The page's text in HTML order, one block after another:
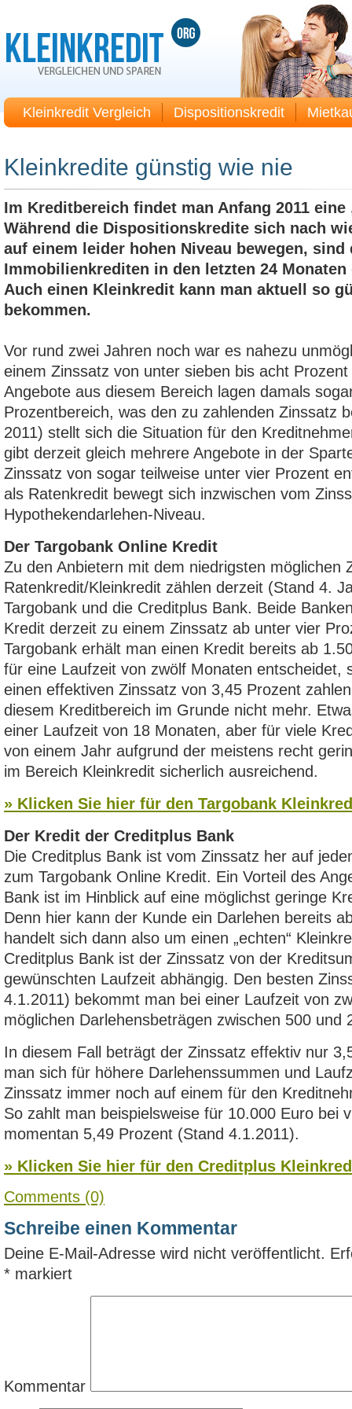
Kleinkredit Vergleich Dispositionskredit
Kleinkredite günstig wie nie
Im Kreditbereich findet man Anfang 2011
Während die Dispositionskredite sich nach
auf einem leider hohen Niveau bewegen, sind
Immobilienkrediten in den letzten 24
Auch einen Kleinkredit kann man aktuell so
bekommen.
Vor rund zwei Jahren noch war es nahezu
einem Zinssatz von unter sieben bis acht
Angebote aus diesem Bereich lagen damals
Prozentbereich, was den zu zahlenden Zinssatz
2011) stellt sich die Situation für den
gibt derzeit gleich mehrere Angebote in der
Zinssatz von sogar teilweise unter vier Prozent
als Ratenkredit bewegt sich inzwischen vom
Hypothekendarlehen-Niveau.
Der Targobank Online Kredit
Zu den Anbietern mit dem niedrigsten möglichen
Ratenkredit/Kleinkredit zählen derzeit (Stand 4.
Targobank und die Creditplus Bank. Beide
Kredit derzeit zu einem Zinssatz ab unter vier
Targobank erhält man einen Kredit bereits ab
für eine Laufzeit von zwölf Monaten entscheidet,
einen effektiven Zinssatz von 3,45 Prozent
diesem Kreditbereich im Grunde nicht mehr.
einer Laufzeit von 18 Monaten, aber für viele
von einem Jahr aufgrund der meistens recht
im Bereich Kleinkredit sicherlich ausreichend.
» Klicken Sie hier für den Targobank
Der Kredit der Creditplus Bank
Die Creditplus Bank ist vom Zinssatz her auf
zum Targobank Online Kredit. Ein Vorteil des
Bank ist im Hinblick auf eine möglichst geringe
Denn hier kann der Kunde ein Darlehen bereits
handelt sich dann also um einen „echten“
Creditplus Bank ist der Zinssatz von der
gewünschten Laufzeit abhängig. Den besten
4.1.2011) bekommt man bei einer Laufzeit von
möglichen Darlehensbeträgen zwischen 500 und
In diesem Fall beträgt der Zinssatz effektiv nur
man sich für höhere Darlehenssummen und
Zinssatz immer noch auf einem für den
So zahlt man beispielsweise für 10.000 Euro bei
momentan 5,49 Prozent (Stand 4.1.2011).
» Klicken Sie hier für den Creditplus
Comments (0)
Schreibe einen Kommentar
Deine E-Mail-Adresse wird nicht veröffentlicht.
* markiert
Kommentar